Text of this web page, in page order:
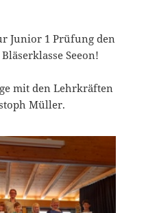
Junior 1 Prüfung den
Seeon!
mit den Lehrkräften
Müller.